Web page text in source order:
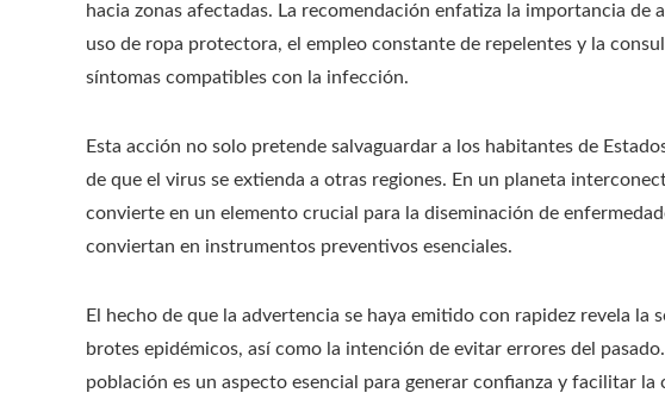
hacia zonas afectadas. La recomendación enfatiza la importancia de
uso de ropa protectora, el empleo constante de repelentes y la
síntomas compatibles con la infección.
Esta acción no solo pretende salvaguardar a los habitantes de
de que el virus se extienda a otras regiones. En un planeta
convierte en un elemento crucial para la diseminación de
conviertan en instrumentos preventivos esenciales.
El hecho de que la advertencia se haya emitido con rapidez revela la
brotes epidémicos, así como la intención de evitar errores del
población es un aspecto esencial para generar confianza y facilitar la